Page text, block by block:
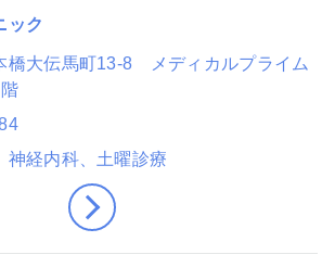
ック
橋大伝馬町13-8 メディカルプライム
神経内科、土曜診療